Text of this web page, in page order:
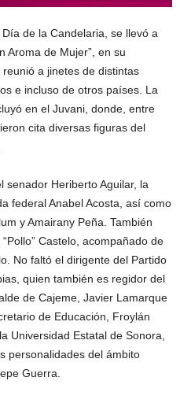
de la Candelaria, se llevó a
Aroma de Mujer”, en su
a jinetes de distintas
e incluso de otros países. La
en el Juvani, donde, entre
cita diversas figuras del
senador Heriberto Aguilar, la
federal Anabel Acosta, así como
y Amairany Peña. También
Castelo, acompañado de
No faltó el dirigente del Partido
quien también es regidor del
de Cajeme, Javier Lamarque
de Educación, Froylán
Universidad Estatal de Sonora,
personalidades del ámbito
Guerra.